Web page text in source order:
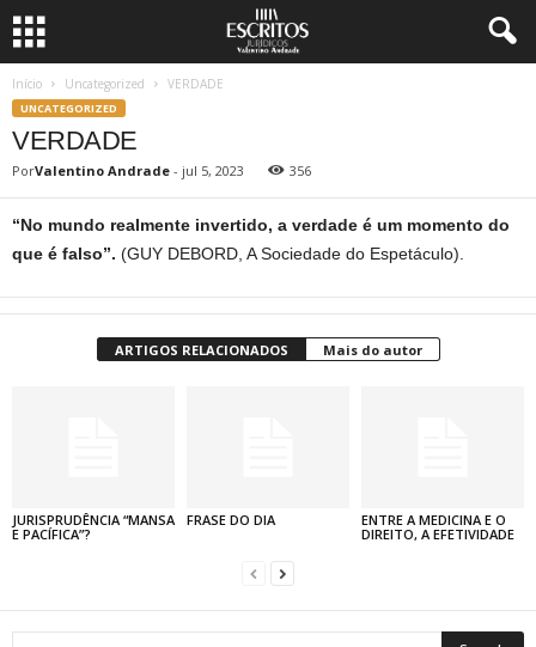
Início Uncategorized VERDADE
UNCATEGORIZED
VERDADE
PorValentino Andrade - jul 5, 2023 356
“No mundo realmente invertido, a verdade é um momento do
que é falso”. (GUY DEBORD, A Sociedade do Espetáculo).
ARTIGOS RELACIONADOS Mais do autor
JURISPRUDÊNCIA “MANSA
E PACÍFICA”?
FRASE DO DIA
ENTRE A MEDICINA E O
DIREITO, A EFETIVIDADE